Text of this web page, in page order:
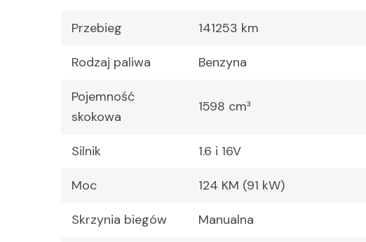
Przebieg 141253 km
Rodzaj paliwa Benzyna
Pojemność
skokowa
1598 cm³
Silnik 1.6 i 16V
Moc 124 KM (91 kW)
Skrzynia biegów Manualna